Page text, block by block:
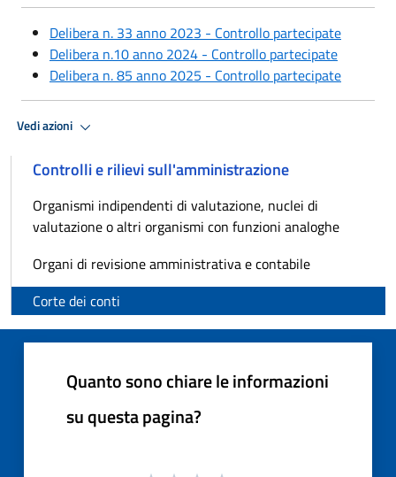
Delibera n. 33 anno 2023 - Controllo partecipate
Delibera n.10 anno 2024 - Controllo partecipate
Delibera n. 85 anno 2025 - Controllo partecipate
Vedi azioni
Controlli e rilievi sull'amministrazione
Organismi indipendenti di valutazione, nuclei di
valutazione o altri organismi con funzioni analoghe
Organi di revisione amministrativa e contabile
Corte dei conti
Quanto sono chiare le informazioni
su questa pagina?